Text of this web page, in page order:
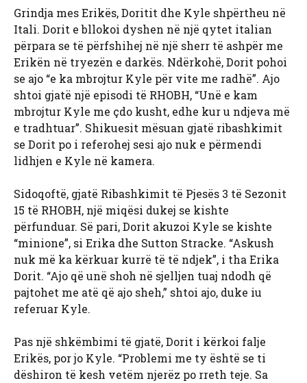
Grindja mes Erikës, Doritit dhe Kyle shpërtheu në
Itali. Dorit e bllokoi dyshen në një qytet italian
përpara se të përfshihej në një sherr të ashpër me
Erikën në tryezën e darkës. Ndërkohë, Dorit pohoi
se ajo “e ka mbrojtur Kyle për vite me radhë”. Ajo
shtoi gjatë një episodi të RHOBH, “Unë e kam
mbrojtur Kyle me çdo kusht, edhe kur u ndjeva më
e tradhtuar”. Shikuesit mësuan gjatë ribashkimit
se Dorit po i referohej sesi ajo nuk e përmendi
lidhjen e Kyle në kamera.
Sidoqoftë, gjatë Ribashkimit të Pjesës 3 të Sezonit
15 të RHOBH, një miqësi dukej se kishte
përfunduar. Së pari, Dorit akuzoi Kyle se kishte
“minione”, si Erika dhe Sutton Stracke. “Askush
nuk më ka kërkuar kurrë të të ndjek”, i tha Erika
Dorit. “Ajo që unë shoh në sjelljen tuaj ndodh që
pajtohet me atë që ajo sheh,” shtoi ajo, duke iu
referuar Kyle.
Pas një shkëmbimi të gjatë, Dorit i kërkoi falje
Erikës, por jo Kyle. “Problemi me ty është se ti
dëshiron të kesh vetëm njerëz po rreth teje. Sa